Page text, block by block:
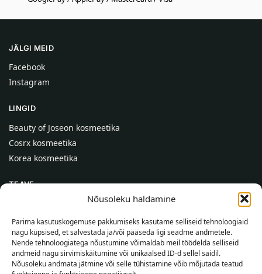
Nõusoleku haldamine
Parima kasutuskogemuse pakkumiseks kasutame selliseid tehnoloogiaid
nagu küpsised, et salvestada ja/või pääseda ligi seadme andmetele.
Nende tehnoloogiatega nõustumine võimaldab meil töödelda selliseid
andmeid nagu sirvimiskäitumine või unikaalsed ID-d sellel saidil.
Nõusoleku andmata jätmine või selle tühistamine võib mõjutada teatud
JÄLGI MEID
Facebook
Instagram
LINGID
Beauty of Joseon kosmeetika
Cosrx kosmeetika
Korea kosmeetika
TEAVE
Kontaktid
Abi
TEAVE OSTJALE